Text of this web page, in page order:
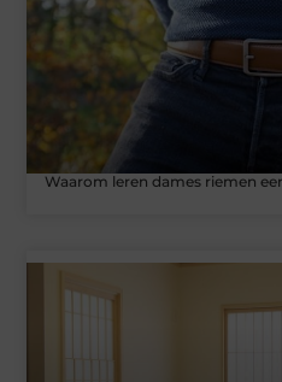
Waarom leren dames riemen